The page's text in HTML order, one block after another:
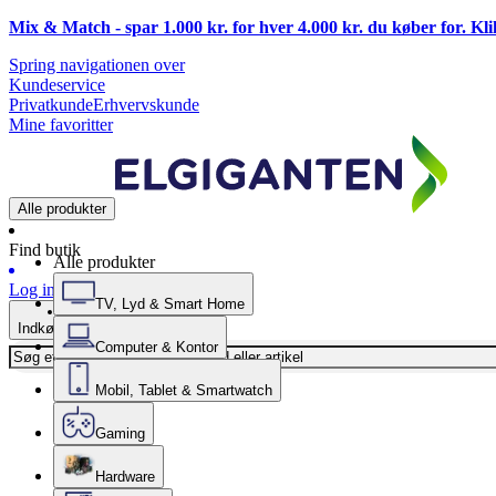
Mix & Match - spar 1.000 kr. for hver 4.000 kr. du køber for.
Spring navigationen over
Kundeservice
PrivatkundeErhvervskunde
Mine favoritter
Alle produkter
Find butik
Log ind
Indkøbskurv
Alle produkter
TV, Lyd & Smart Home
Computer & Kontor
Mobil, Tablet & Smartwatch
Gaming
Hardware